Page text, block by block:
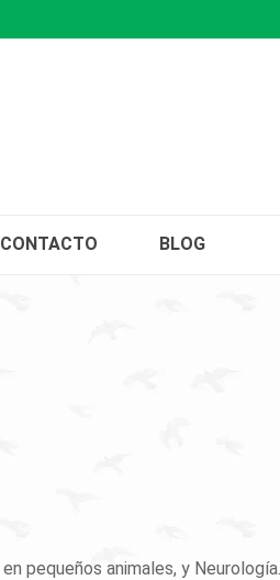
CONTACTO BLOG
en pequeños animales, y Neurología.